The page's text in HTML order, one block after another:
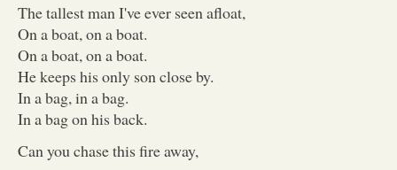
The tallest man I've ever seen afloat,
On a boat, on a boat.
On a boat, on a boat.
He keeps his only son close by.
In a bag, in a bag.
In a bag on his back.
Can you chase this fire away,